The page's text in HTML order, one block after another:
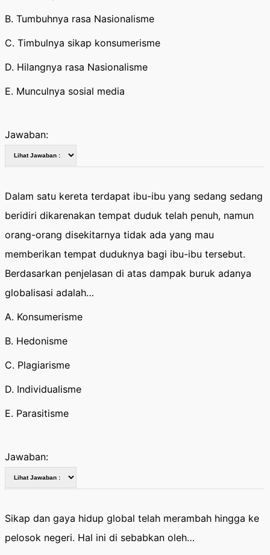
B. Tumbuhnya rasa Nasionalisme
C. Timbulnya sikap konsumerisme
D. Hilangnya rasa Nasionalisme
E. Munculnya sosial media
Jawaban:
Dalam satu kereta terdapat ibu-ibu yang sedang sedang
beridiri dikarenakan tempat duduk telah penuh, namun
orang-orang disekitarnya tidak ada yang mau
memberikan tempat duduknya bagi ibu-ibu tersebut.
Berdasarkan penjelasan di atas dampak buruk adanya
globalisasi adalah…
A. Konsumerisme
B. Hedonisme
C. Plagiarisme
D. Individualisme
E. Parasitisme
Jawaban:
Sikap dan gaya hidup global telah merambah hingga ke
pelosok negeri. Hal ini di sebabkan oleh…